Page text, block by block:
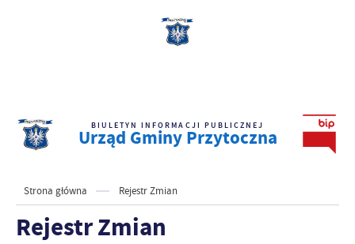
BIULETYN INFORMACJI PUBLICZNEJ
Urząd Gminy Przytoczna
Strona główna Rejestr Zmian
Rejestr Zmian